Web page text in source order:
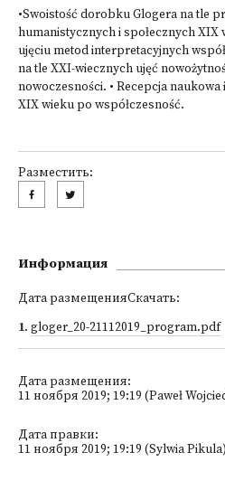
•Swoistość dorobku Glogera na tle
humanistycznych i społecznych XIX
ujęciu metod interpretacyjnych
na tle XXI-wiecznych ujęć
nowoczesności. • Recepcja
XIX wieku po współczesność.
Разместить:
Информация
Дата размещенияСкачать:
1. gloger_20-21112019_program.pdf
Дата размещения:
11 ноября 2019; 19:19 (Paweł
Дата правки:
11 ноября 2019; 19:19 (Sylwia Pikula)